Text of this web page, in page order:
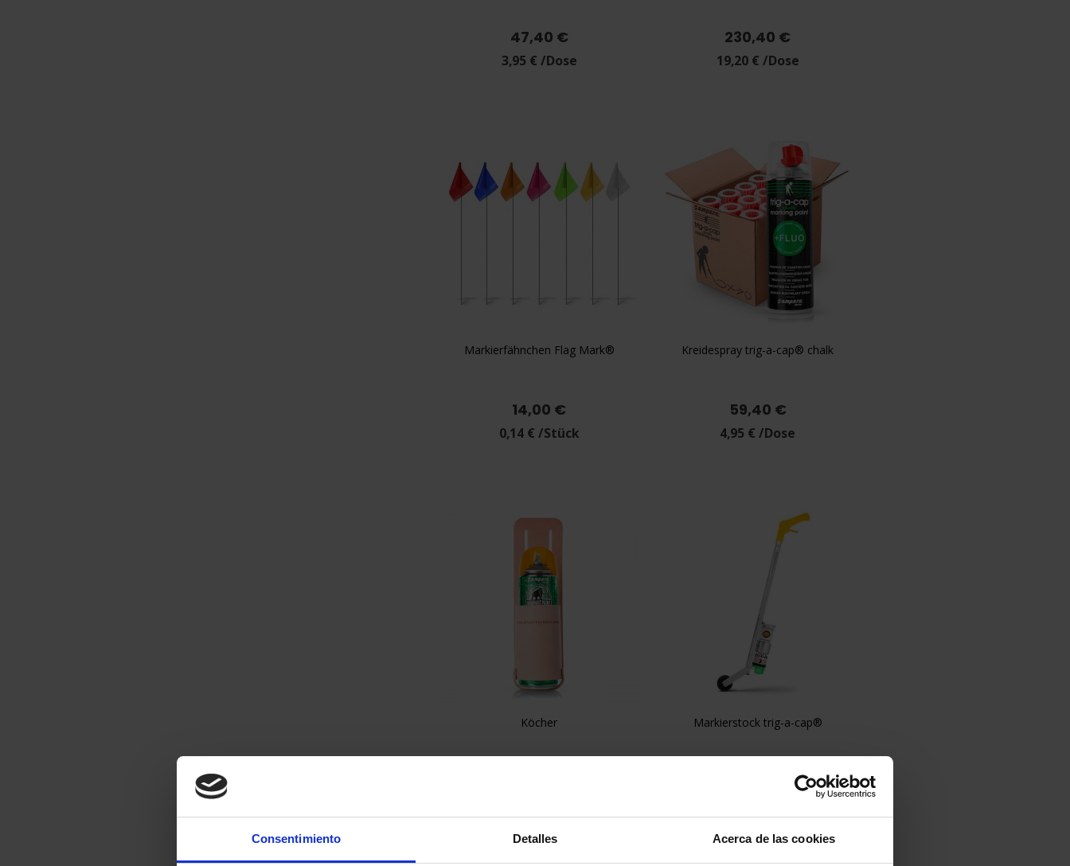
Consentimiento Detalles Acerca de las cookies
47,40 €
3,95 € /Dose
230,40 €
19,20 € /Dose
Markierfähnchen Flag Mark®
14,00 €
0,14 € /Stück
Vorschau
Kreidespray trig-a-cap® chalk
59,40 €
4,95 € /Dose
Vorschau
Köcher
Vorschau Markierstock trig-a-cap®
Vorschau